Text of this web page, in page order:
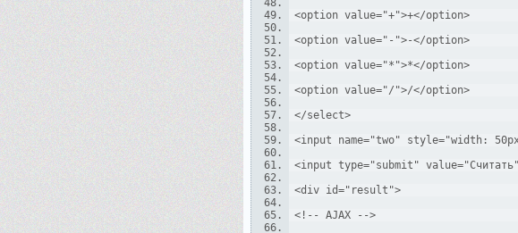
<option value="+">+</option>
<option value="-">-</option>
<option value="*">*</option>
<option value="/">/</option>
</select>
<input name="two" style="width:
<input type="submit"
<div id="result">
<!-- AJAX -->